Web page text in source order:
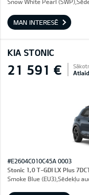
Snow White Pearl
MAN INTERESĒ
KIA STONIC
21 591 €
#E2604C010C45A 0003
Stonic 1,0 T-GDI LX Plus
Smoke Blue (EU3),Sēdekļu